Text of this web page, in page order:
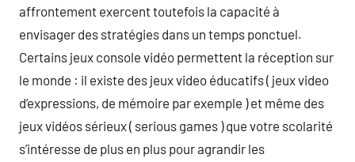
affrontement exercent toutefois la capacité à
envisager des stratégies dans un temps ponctuel.
Certains jeux console vidéo permettent la réception sur
le monde : il existe des jeux video éducatifs ( jeux video
d’expressions, de mémoire par exemple ) et même des
jeux vidéos sérieux ( serious games ) que votre scolarité
s’intéresse de plus en plus pour agrandir les